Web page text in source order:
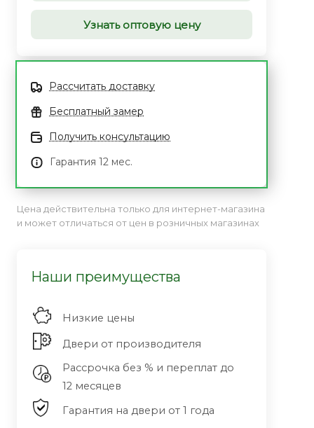
Узнать оптовую цену
Рассчитать доставку
Бесплатный замер
Получить консультацию
Гарантия 12 мес.
Цена действительна только для интернет-магазина
и может отличаться от цен в розничных магазинах
Наши преимущества
Низкие цены
Двери от производителя
Рассрочка без % и переплат до
12 месяцев
Гарантия на двери от 1 года